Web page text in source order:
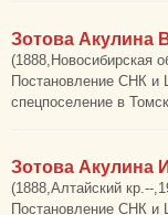
Зотова Акулина
(1888,Новосибирская
Постановление СНК и
спецпоселение в
Зотова Акулина
(1888,Алтайский кр.--
Постановление СНК и